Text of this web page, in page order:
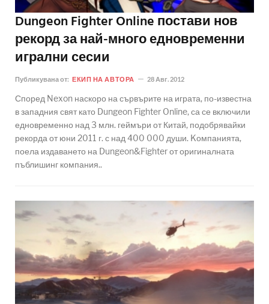
Dungeon Fighter Online постави нов
рекорд за най-много едновременни
игрални сесии
Публикувана от: ЕКИП НА АВТОРА 28 Авг. 2012
Според Nexon наскоро на сървърите на играта, по-известна
в западния свят като Dungeon Fighter Online, са се включили
едновременно над 3 млн. геймъри от Китай, подобрявайки
рекорда от юни 2011 г. с над 400 000 души. Kомпанията,
поела издаването на Dungeon&Fighter от оригиналната
пъблишинг компания..